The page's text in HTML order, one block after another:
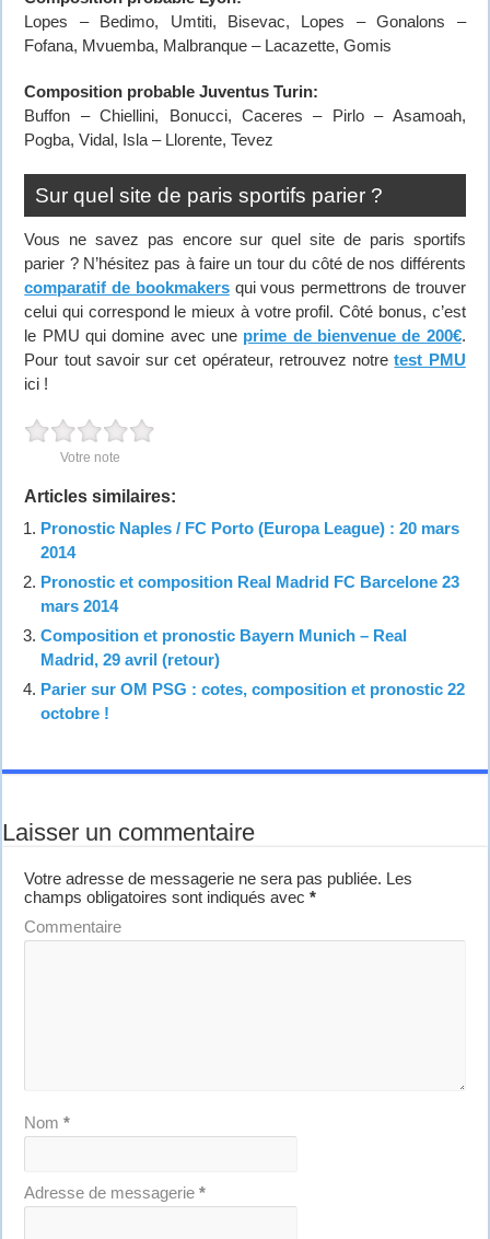
Lopes – Bedimo, Umtiti, Bisevac, Lopes – Gonalons –
Fofana, Mvuemba, Malbranque – Lacazette, Gomis
Composition probable Juventus Turin:
Buffon – Chiellini, Bonucci, Caceres – Pirlo – Asamoah,
Pogba, Vidal, Isla – Llorente, Tevez
Sur quel site de paris sportifs parier ?
Vous ne savez pas encore sur quel site de paris sportifs
parier ? N’hésitez pas à faire un tour du côté de nos différents
comparatif de bookmakersqui vous permettrons de trouver
celui qui correspond le mieux à votre profil. Côté bonus, c’est
le PMU qui domine avec une prime de bienvenue de 200€.
Pour tout savoir sur cet opérateur, retrouvez notretest PMU
ici !
Votre note
Articles similaires:
Pronostic Naples / FC Porto (Europa League) : 20 mars
2014
Pronostic et composition Real Madrid FC Barcelone 23
mars 2014
Composition et pronostic Bayern Munich – Real
Madrid, 29 avril (retour)
Parier sur OM PSG : cotes, composition et pronostic 22
octobre !
Laisser un commentaire
Votre adresse de messagerie ne sera pas publiée. Les
champs obligatoires sont indiqués avec*
Commentaire
Nom*
Adresse de messagerie*